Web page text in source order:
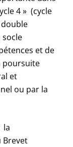
4 » (cycle
et de
poursuite
et
ou par la
la
Brevet